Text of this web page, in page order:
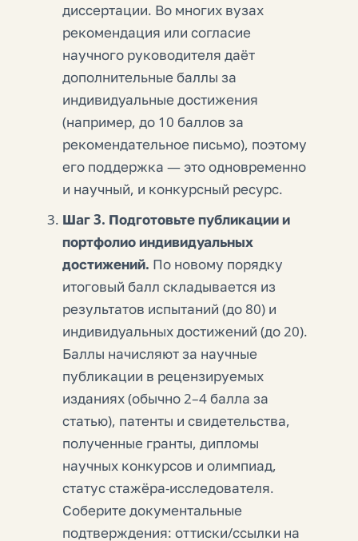
диссертации. Во многих вузах
рекомендация или согласие
научного руководителя даёт
дополнительные баллы за
индивидуальные достижения
(например, до 10 баллов за
рекомендательное письмо), поэтому
его поддержка — это одновременно
и научный, и конкурсный ресурс.
Шаг 3. Подготовьте публикации и
портфолио индивидуальных
достижений. По новому порядку
итоговый балл складывается из
результатов испытаний (до 80) и
индивидуальных достижений (до 20).
Баллы начисляют за научные
публикации в рецензируемых
изданиях (обычно 2–4 балла за
статью), патенты и свидетельства,
полученные гранты, дипломы
научных конкурсов и олимпиад,
статус стажёра-исследователя.
Соберите документальные
подтверждения: оттиски/ссылки на